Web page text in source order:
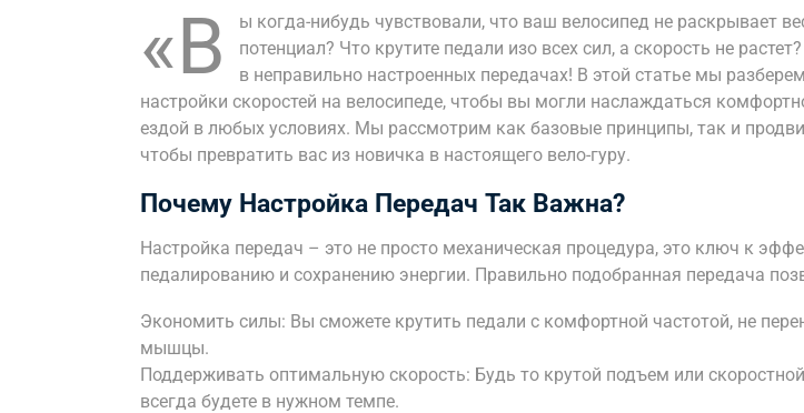
«В
ы когда-нибудь чувствовали, что ваш велосипед не раскрывает
потенциал? Что крутите педали изо всех сил, а скорость не
в неправильно настроенных передачах! В этой статье мы
настройки скоростей на велосипеде, чтобы вы могли наслаждаться
ездой в любых условиях. Мы рассмотрим как базовые принципы, так и
чтобы превратить вас из новичка в настоящего вело-гуру.
Почему Настройка Передач Так Важна?
Настройка передач – это не просто механическая процедура, это ключ к
педалированию и сохранению энергии. Правильно подобранная передача
Экономить силы: Вы сможете крутить педали с комфортной частотой, не
мышцы.
Поддерживать оптимальную скорость: Будь то крутой подъем или
всегда будете в нужном темпе.